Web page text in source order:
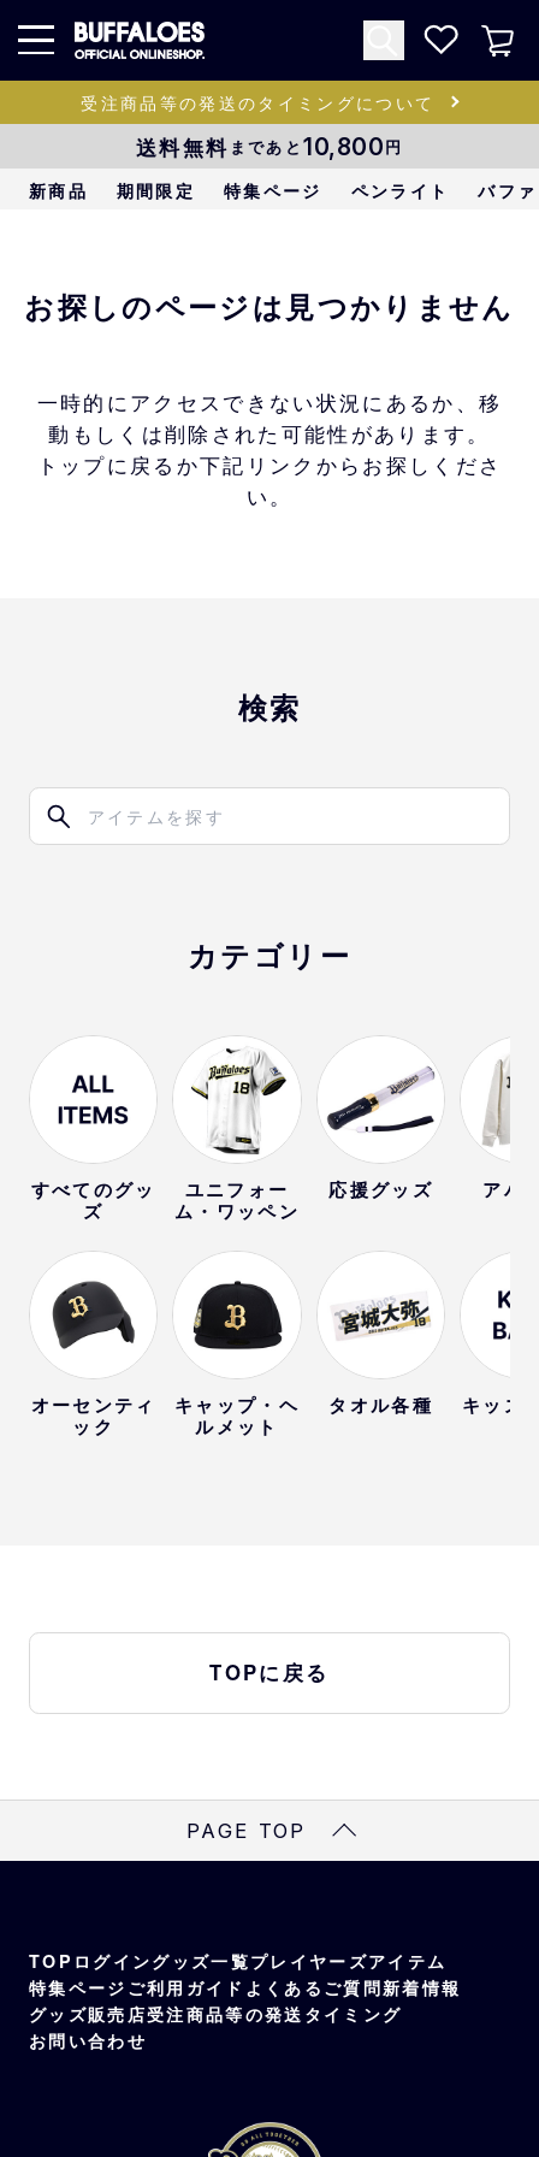
受注商品等の発送のタイミングについて
送料無料 まであと 10,800円
新商品 期間限定 特集ページ ペンライト バフ
お探しのページは見つかりません
一時的にアクセスできない状況にあるか、移
動もしくは削除された可能性があります。
トップに戻るか下記リンクからお探しくださ
い。
検索
カテゴリー
すべてのグッ
ズ
オーセンティ
ック
ユニフォー
ム・ワッペン
キャップ・ヘ
ルメット
応援グッズ
タオル各種
アパ
キッズ
TOPに戻る
PAGE TOP
TOP ログイングッズ一覧プレイヤーズアイテム
特集ページ ご利用ガイド よくあるご質問新着情報
グッズ販売店受注商品等の発送タイミング
お問い合わせ